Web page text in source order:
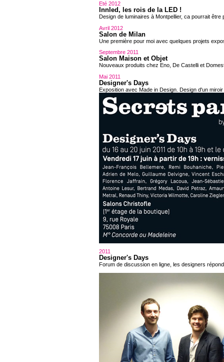
Eté 2012
Innled, les rois de la LED !
Design de luminaires à Montpellier, ca pourrait être
Avril 2012
Salon de Milan
Une première pour moi avec quelques projets
Septembre 2011
Salon Maison et Objet
Nouveaux produits chez Eno, De Castelli et
Mai 2011
Designer's Days
Exposition avec Made in Design. Design d'un
2011
Designer's Days
Forum de discussion en ligne, les designers